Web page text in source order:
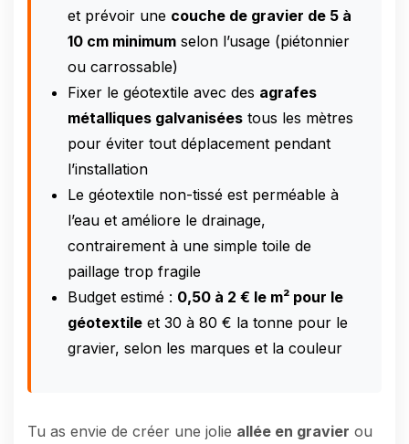
et prévoir une couche de gravier de 5 à
10 cm minimum selon l’usage (piétonnier
ou carrossable)
Fixer le géotextile avec des agrafes
métalliques galvanisées tous les mètres
pour éviter tout déplacement pendant
l’installation
Le géotextile non-tissé est perméable à
l’eau et améliore le drainage,
contrairement à une simple toile de
paillage trop fragile
Budget estimé : 0,50 à 2 € le m² pour le
géotextile et 30 à 80 € la tonne pour le
gravier, selon les marques et la couleur
Tu as envie de créer une jolie allée en gravier ou